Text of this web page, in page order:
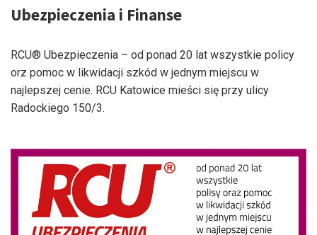
Ubezpieczenia i Finanse
RCU® Ubezpieczenia – od ponad 20 lat wszystkie policy
orz pomoc w likwidacji szkód w jednym miejscu w
najlepszej cenie. RCU Katowice mieści się przy ulicy
Radockiego 150/3.